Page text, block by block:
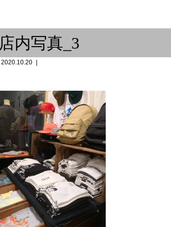
カッショニスト / 打と...
だ
版画と音楽 / 或るベーシストの
思考回路 ⑦
店内写真_3
2020.10.20